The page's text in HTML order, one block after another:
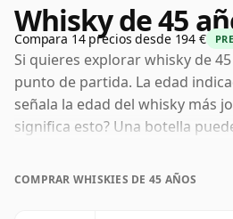
Whisky de 45
Compara 14 precios desde 194 €
Si quieres explorar whisky de
punto de partida. La edad
señala la edad del whisky más
significa esto? Una botella
diferentes. Si la etiqueta indica
COMPRAR WHISKIES DE 45 AÑOS